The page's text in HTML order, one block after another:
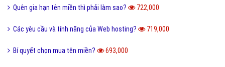
Quên gia hạn tên miền thì phải làm sao? 722,000
Các yêu cầu và tính năng của Web hosting? 719,000
Bí quyết chọn mua tên miền? 693,000